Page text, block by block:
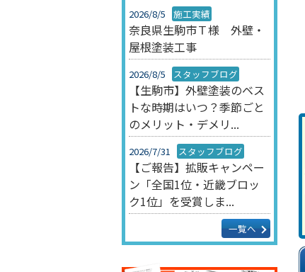
2026/8/5 施工実績
奈良県生駒市Ｔ様 外壁・
屋根塗装工事
2026/8/5 スタッフブログ
【生駒市】外壁塗装のベス
トな時期はいつ？季節ごと
のメリット・デメリ...
2026/7/31 スタッフブログ
【ご報告】拡販キャンペー
ン「全国1位・近畿ブロッ
ク1位」を受賞しま...
一覧へ